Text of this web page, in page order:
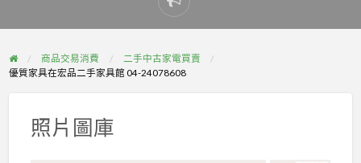
Report
problem
商品交易消費
二手中古家電買賣
優質家具在宏品二手家具館 04-24078608
照片圖庫